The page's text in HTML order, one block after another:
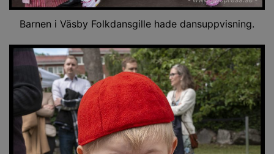
Barnen i Väsby Folkdansgille hade dansuppvisning.